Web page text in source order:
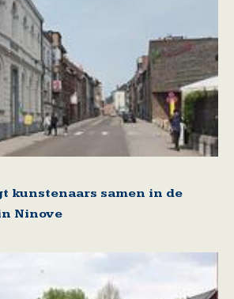
kunstenaars samen in de
Ninove